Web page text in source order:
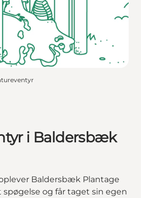
i Baldersbæk
Baldersbæk Plantage
og får taget sin egen